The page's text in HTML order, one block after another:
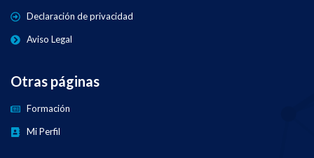
Declaración de privacidad
Aviso Legal
Otras páginas
Formación
Mi Perfil